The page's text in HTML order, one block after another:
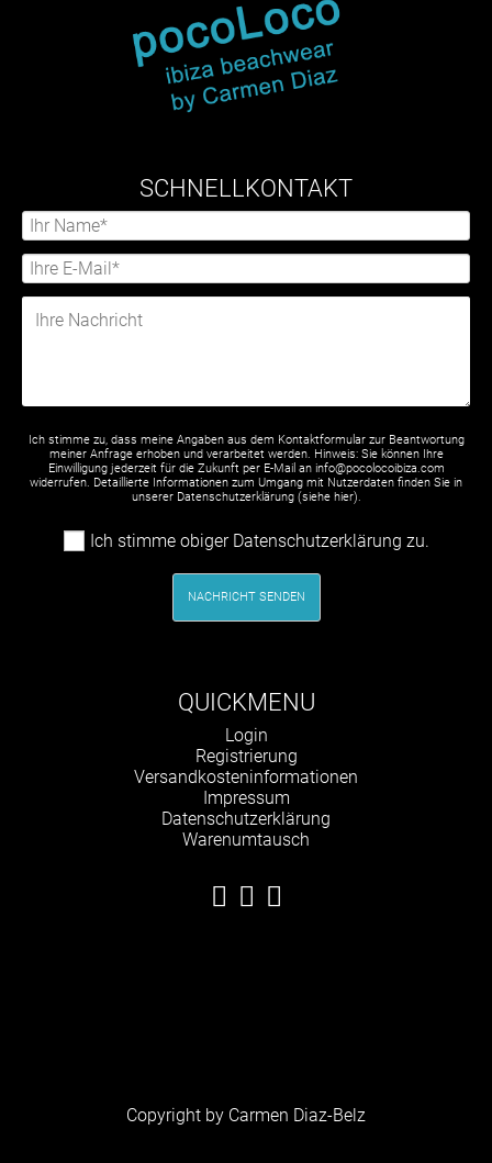
SCHNELLKONTAKT
Ich stimme zu, dass meine Angaben aus dem Kontaktformular zur Beantwortung
meiner Anfrage erhoben und verarbeitet werden. Hinweis: Sie können Ihre
Einwilligung jederzeit für die Zukunft per E-Mail an info@pocolocoibiza.com
widerrufen. Detaillierte Informationen zum Umgang mit Nutzerdaten finden Sie in
unserer Datenschutzerklärung (siehe hier).
Ich stimme obiger Datenschutzerklärung zu.
NACHRICHT SENDEN
QUICKMENU
Navigation
überspringen
Login
Registrierung
Versandkosteninformationen
Impressum
Datenschutzerklärung
Warenumtausch
Copyright by Carmen Diaz-Belz